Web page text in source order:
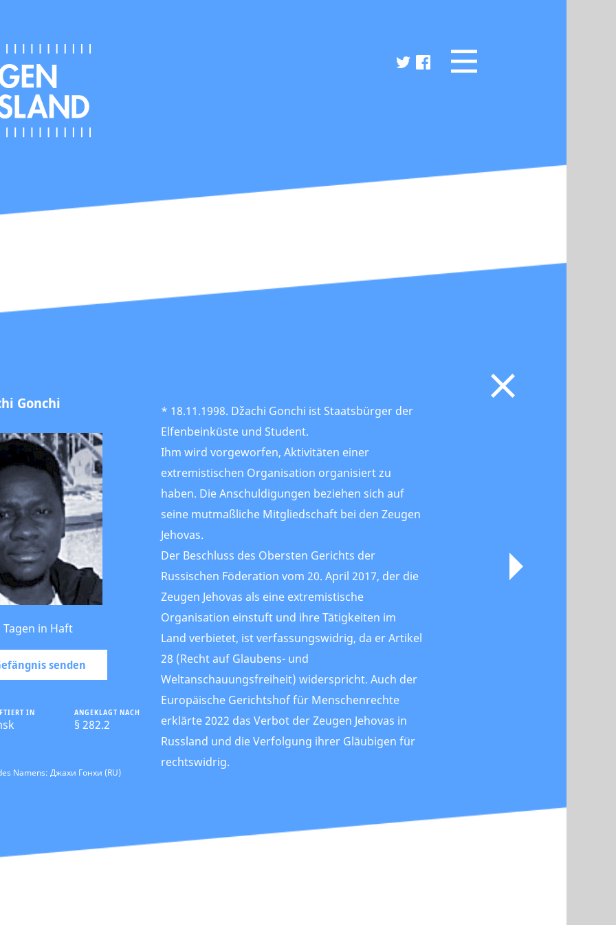
Gonchi
Tagen in Haft
senden
IN ANGEKLAGT NACH
§ 282.2
Namens: Джахи Гонхи (RU)
* 18.11.1998. Džachi Gonchi ist Staatsbürger der
Elfenbeinküste und Student.
Ihm wird vorgeworfen, Aktivitäten einer
extremistischen Organisation organisiert zu
haben. Die Anschuldigungen beziehen sich auf
seine mutmaßliche Mitgliedschaft bei den Zeugen
Jehovas.
Der Beschluss des Obersten Gerichts der
Russischen Föderation vom 20. April 2017, der die
Zeugen Jehovas als eine extremistische
Organisation einstuft und ihre Tätigkeiten im
Land verbietet, ist verfassungswidrig, da er Artikel
28 (Recht auf Glaubens- und
Weltanschauungsfreiheit) widerspricht. Auch der
Europäische Gerichtshof für Menschenrechte
erklärte 2022 das Verbot der Zeugen Jehovas in
Russland und die Verfolgung ihrer Gläubigen für
rechtswidrig.